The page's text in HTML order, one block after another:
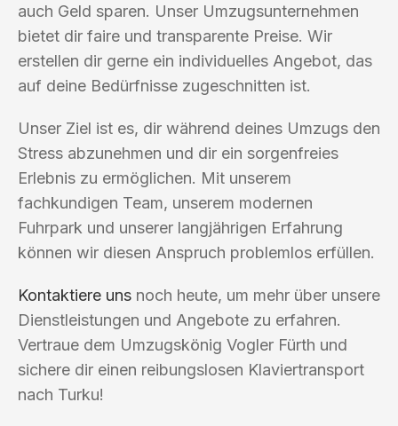
auch Geld sparen. Unser Umzugsunternehmen
bietet dir faire und transparente Preise. Wir
erstellen dir gerne ein individuelles Angebot, das
auf deine Bedürfnisse zugeschnitten ist.
Unser Ziel ist es, dir während deines Umzugs den
Stress abzunehmen und dir ein sorgenfreies
Erlebnis zu ermöglichen. Mit unserem
fachkundigen Team, unserem modernen
Fuhrpark und unserer langjährigen Erfahrung
können wir diesen Anspruch problemlos erfüllen.
Kontaktiere uns noch heute, um mehr über unsere
Dienstleistungen und Angebote zu erfahren.
Vertraue dem Umzugskönig Vogler Fürth und
sichere dir einen reibungslosen Klaviertransport
nach Turku!